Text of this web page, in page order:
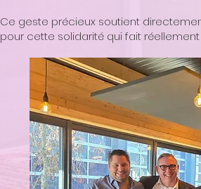
Ce geste précieux soutient
pour cette solidarité qui fait